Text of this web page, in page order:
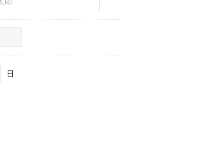
日